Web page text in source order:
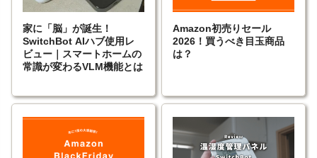
家に「脳」が誕生！
SwitchBot AIハブ使用レ
ビュー｜スマートホームの
常識が変わるVLM機能とは
Amazon初売りセール
2026！買うべき目玉商品
は？